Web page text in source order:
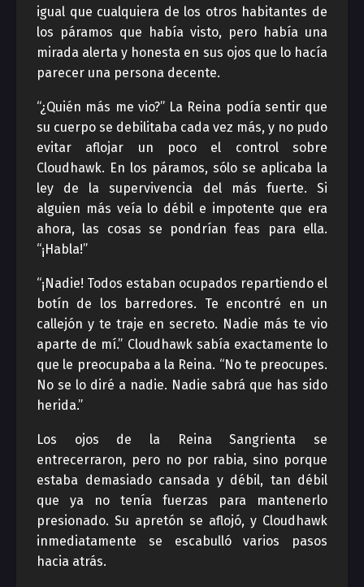
igual que cualquiera de los otros habitantes de
los páramos que había visto, pero había una
mirada alerta y honesta en sus ojos que lo hacía
parecer una persona decente.
“¿Quién más me vio?” La Reina podía sentir que
su cuerpo se debilitaba cada vez más, y no pudo
evitar aflojar un poco el control sobre
Cloudhawk. En los páramos, sólo se aplicaba la
ley de la supervivencia del más fuerte. Si
alguien más veía lo débil e impotente que era
ahora, las cosas se pondrían feas para ella.
“¡Habla!”
“¡Nadie! Todos estaban ocupados repartiendo el
botín de los barredores. Te encontré en un
callejón y te traje en secreto. Nadie más te vio
aparte de mí.” Cloudhawk sabía exactamente lo
que le preocupaba a la Reina. “No te preocupes.
No se lo diré a nadie. Nadie sabrá que has sido
herida.”
Los ojos de la Reina Sangrienta se
entrecerraron, pero no por rabia, sino porque
estaba demasiado cansada y débil, tan débil
que ya no tenía fuerzas para mantenerlo
presionado. Su apretón se aflojó, y Cloudhawk
inmediatamente se escabulló varios pasos
hacia atrás.